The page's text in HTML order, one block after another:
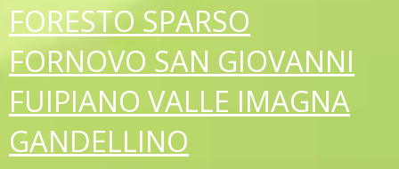
FORESTO SPARSO
FORNOVO SAN GIOVANNI
FUIPIANO VALLE IMAGNA
GANDELLINO